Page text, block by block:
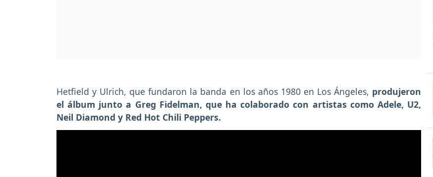
Hetfield y Ulrich, que fundaron la banda en los años 1980 en Los Ángeles, produjeron
el álbum junto a Greg Fidelman, que ha colaborado con artistas como Adele, U2,
Neil Diamond y Red Hot Chili Peppers.